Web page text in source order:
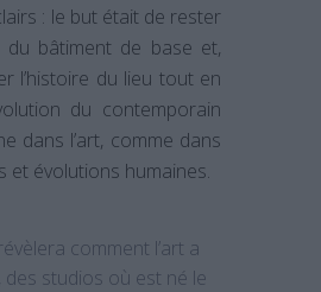
: le but était de rester
du bâtiment de base et,
l’histoire du lieu tout en
du contemporain
dans l’art, comme dans
et évolutions humaines.
comment l’art a
des studios où est né le